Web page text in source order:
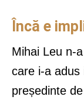
Încă e
Mihai Leu n-
care i-a adus
președinte